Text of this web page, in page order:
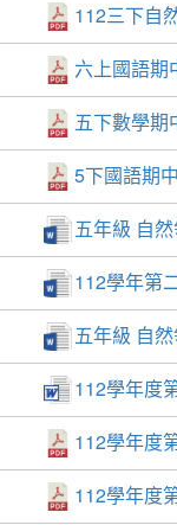
112三下自
六上國語期
五下數學期
5下國語期
五年級 自
112學年第
五年級 自
112學年度
112學年度
112學年度